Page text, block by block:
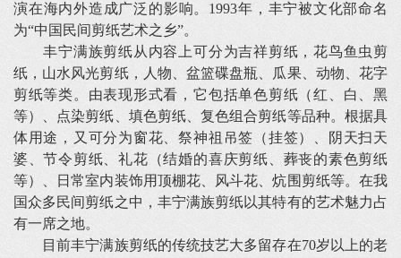
演在海内外造成广泛的影响。1993年，丰宁被文化部命名
为“中国民间剪纸艺术之乡”。
丰宁满族剪纸从内容上可分为吉祥剪纸，花鸟鱼虫剪
纸，山水风光剪纸，人物、盆篮碟盘瓶、瓜果、动物、花字
剪纸等类。由表现形式看，它包括单色剪纸（红、白、黑
等）、点染剪纸、填色剪纸、复色组合剪纸等品种。根据具
体用途，又可分为窗花、祭神祖吊签（挂签）、阴天扫天
婆、节令剪纸、礼花（结婚的喜庆剪纸、葬丧的素色剪纸
等）、日常室内装饰用顶棚花、风斗花、炕围剪纸等。在我
国众多民间剪纸之中，丰宁满族剪纸以其特有的艺术魅力占
有一席之地。
目前丰宁满族剪纸的传统技艺大多留存在70岁以上的老